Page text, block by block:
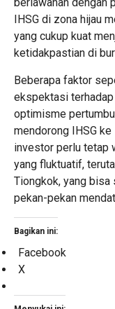
IHSG di zona hijau
yang cukup kuat
ketidakpastian di
Beberapa faktor
ekspektasi
optimisme
mendorong IHSG
investor perlu tetap
yang fluktuatif,
Tiongkok, yang bisa
pekan-pekan
Bagikan ini:
Facebook
X